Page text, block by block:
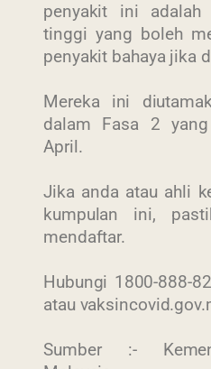
penyakit ini adalah
tinggi yang boleh
penyakit bahaya jika
Mereka ini
dalam Fasa 2
April.
Jika anda atau ahli
kumpulan ini,
mendaftar.
Hubungi 1800-888-
atau
Sumber :-